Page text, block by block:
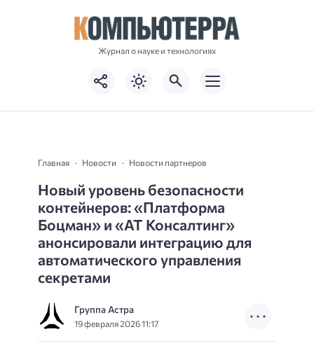
Журнал о науке и технологиях
Главная Новости Новости партнеров
Новый уровень безопасности
контейнеров: «Платформа
Боцман» и «АТ Консалтинг»
анонсировали интеграцию для
автоматического управления
секретами
Группа Астра
19 февраля 2026 11:17